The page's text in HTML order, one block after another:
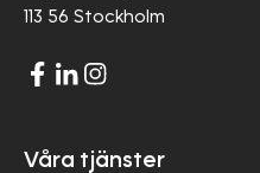
113 56 Stockholm
Våra tjänster